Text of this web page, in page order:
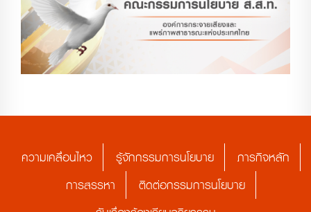
ความเคลื่อนไหว รู้จักกรรมการนโยบาย
ภารกิจหลัก
การสรรหา
ติดต่อกรรมการนโยบาย